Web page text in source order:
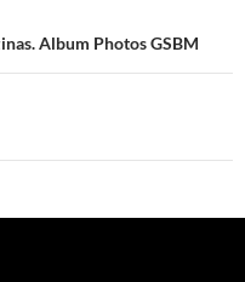
Album Photos GSBM